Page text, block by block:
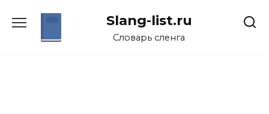
Slang-list.ru
Словарь сленга